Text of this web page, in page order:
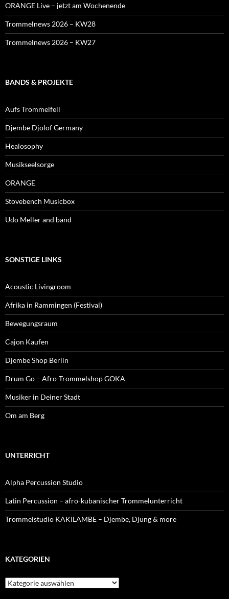
ORANGE Live – jetzt am Wochenende
Trommelnews 2026 – KW28
Trommelnews 2026 – KW27
BANDS & PROJEKTE
Aufs Trommelfell
Djembe Djolof Germany
Healosophy
Musikseelsorge
ORANGE
Stovebench Musicbox
Udo Meller and band
SONSTIGE LINKS
Acoustic Livingroom
Afrika in Rammingen (Festival)
Bewegungsraum
Cajon Kaufen
Djembe Shop Berlin
Drum Go – Afro-Trommelshop GOKA
Musiker in Deiner Stadt
Om am Berg
UNTERRICHT
Alpha Percussion Studio
Latin Percussion – afro-kubanischer Trommelunterricht
Trommelstudio KAKILAMBE – Djembe, Djung & more
KATEGORIEN
Kategorien